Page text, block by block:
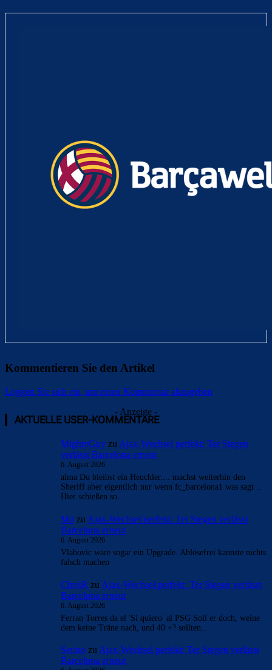
Kommentieren Sie den Artikel
Loggen Sie sich ein, um einen Kommentar abzugeben